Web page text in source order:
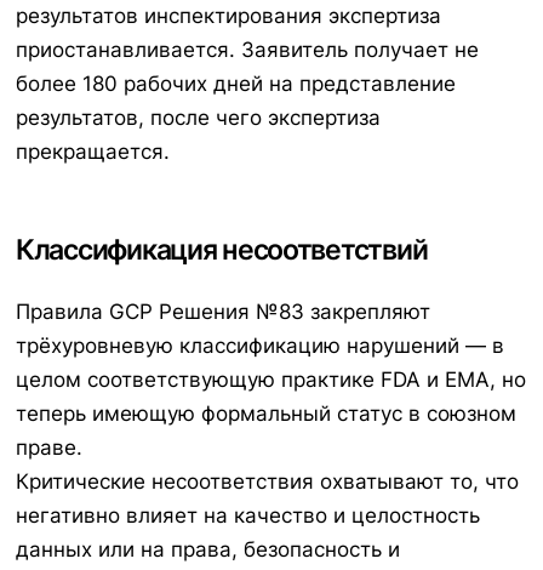
результатов инспектирования экспертиза
приостанавливается. Заявитель получает не
более 180 рабочих дней на представление
результатов, после чего экспертиза
прекращается.
Классификация несоответствий
Правила GCP Решения №83 закрепляют
трёхуровневую классификацию нарушений — в
целом соответствующую практике FDA и EMA, но
теперь имеющую формальный статус в союзном
праве.
Критические несоответствия охватывают то, что
негативно влияет на качество и целостность
данных или на права, безопасность и